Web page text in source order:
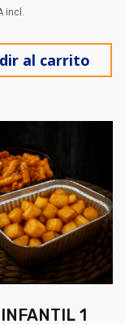
incl.
al carrito
1